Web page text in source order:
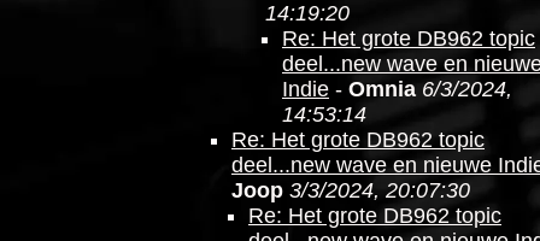
14:19:20
Re: Het grote DB962 topic
deel...new wave en
Indie - Omnia 6/3/2024,
14:53:14
Re: Het grote DB962 topic
deel...new wave en nieuwe
Joop 3/3/2024, 20:07:30
Re: Het grote DB962 topic